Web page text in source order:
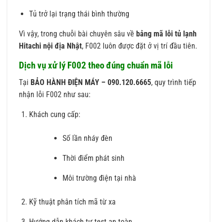
Tủ trở lại trạng thái bình thường
Vì vậy, trong chuỗi bài chuyên sâu về bảng mã lỗi tủ lạnh
Hitachi nội địa Nhật, F002 luôn được đặt ở vị trí đầu tiên.
Dịch vụ xử lý F002 theo đúng chuẩn mã lỗi
Tại BẢO HÀNH ĐIỆN MÁY – 090.120.6665, quy trình tiếp
nhận lỗi F002 như sau:
Khách cung cấp:
Số lần nháy đèn
Thời điểm phát sinh
Môi trường điện tại nhà
Kỹ thuật phân tích mã từ xa